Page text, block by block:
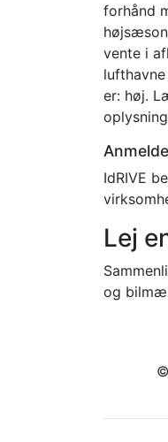
forhånd
vente i
er: høj.
IdRIVE
Lej
og